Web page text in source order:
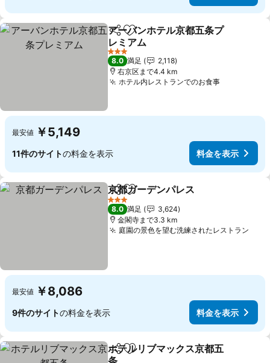
シェアお気に入りに追加
アーバンホテル京都五条プ
レミアム
料金を表示
3 ホテルのランク
8.0 満足
2,118
右京区まで4.4 km
ホテル内レストランでのお食事料金を表示
最安値 ￥5,149
11件のサイトの料金を表示 料金を表示
シェアお気に入りに追加
京都ガーデンパレス
3 ホテルのランク
8.0 満足
3,624
金閣寺まで3.3 km
庭園の景色を望む洗練されたレストラン
最安値 ￥8,086
9件のサイトの料金を表示 料金を表示
シェアお気に入りに追加
ホテルリブマックス京都五
条